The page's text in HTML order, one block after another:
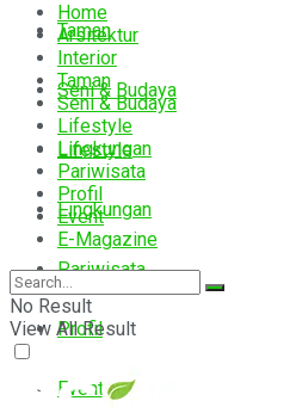
Taman
Seni & Budaya
Lifestyle
Lingkungan
Pariwisata
Profil
Event
Home
Arsitektur
Interior
Taman
Seni & Budaya
Lifestyle
Lingkungan
Pariwisata
Profil
Event
E-Magazine
No Result
View All Result